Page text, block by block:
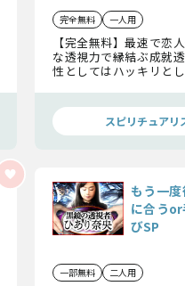
完全無料 一人用
【完全無料】最速で恋
な透視力で縁結ぶ成就
性としてはハッキリと
スピリチュア
もう一
に合う
びSP
一部無料 二人用